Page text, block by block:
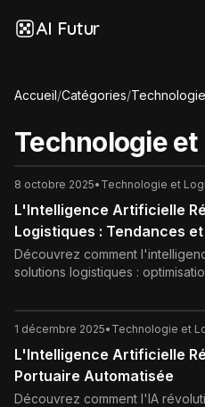
AI Futur
Accueil/Catégories/
Technologie
8 octobre 2025• Technologie et
L'Intelligence Artificielle
Logistiques : Tendances
Découvrez comment
solutions logistiques :
concrets en Europe.
1 décembre 2025• Technologie et
L'Intelligence Artificielle
Portuaire Automatisée
Découvrez comment l'IA